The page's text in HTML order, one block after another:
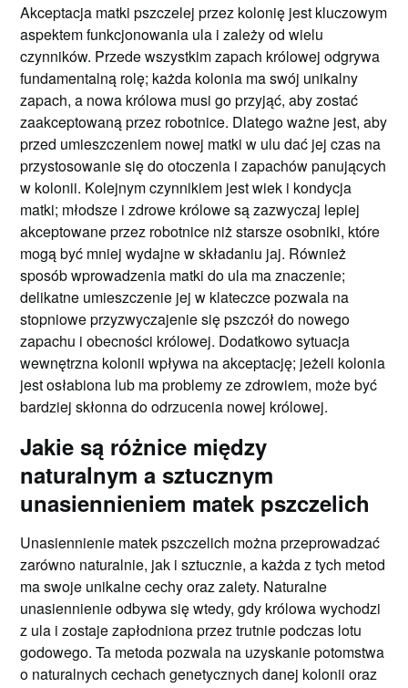
Akceptacja matki pszczelej przez kolonię jest kluczowym
aspektem funkcjonowania ula i zależy od wielu
czynników. Przede wszystkim zapach królowej odgrywa
fundamentalną rolę; każda kolonia ma swój unikalny
zapach, a nowa królowa musi go przyjąć, aby zostać
zaakceptowaną przez robotnice. Dlatego ważne jest, aby
przed umieszczeniem nowej matki w ulu dać jej czas na
przystosowanie się do otoczenia i zapachów panujących
w kolonii. Kolejnym czynnikiem jest wiek i kondycja
matki; młodsze i zdrowe królowe są zazwyczaj lepiej
akceptowane przez robotnice niż starsze osobniki, które
mogą być mniej wydajne w składaniu jaj. Również
sposób wprowadzenia matki do ula ma znaczenie;
delikatne umieszczenie jej w klateczce pozwala na
stopniowe przyzwyczajenie się pszczół do nowego
zapachu i obecności królowej. Dodatkowo sytuacja
wewnętrzna kolonii wpływa na akceptację; jeżeli kolonia
jest osłabiona lub ma problemy ze zdrowiem, może być
bardziej skłonna do odrzucenia nowej królowej.
Jakie są różnice między
naturalnym a sztucznym
unasiennieniem matek pszczelich
Unasiennienie matek pszczelich można przeprowadzać
zarówno naturalnie, jak i sztucznie, a każda z tych metod
ma swoje unikalne cechy oraz zalety. Naturalne
unasiennienie odbywa się wtedy, gdy królowa wychodzi
z ula i zostaje zapłodniona przez trutnie podczas lotu
godowego. Ta metoda pozwala na uzyskanie potomstwa
o naturalnych cechach genetycznych danej kolonii oraz